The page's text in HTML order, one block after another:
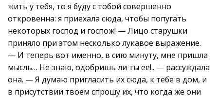
жить у тебя, то я буду с тобой совершенно
откровенна: я приехала сюда, чтобы попугать
некоторых господ и госпож! — Лицо старушки
приняло при этом несколько лукавое выражение.
— И теперь вот именно, в сию минуту, мне пришла
мысль… Не знаю, одобришь ли ты ее!.. — рассуждала
она. — Я думаю пригласить их сюда, к тебе в дом, и
в присутствии твоем спрошу их, что когда же они